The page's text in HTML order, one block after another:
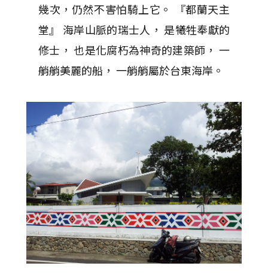
幾次，仍然不害怕騎上它。 『都蘭天主
堂』 海岸山脈的瑞士人， 是犧牲奉獻的
修士， 也是化腐朽為神奇的建築師， 一
艄艄美麗的船， 一艄艄屬於台東海岸。